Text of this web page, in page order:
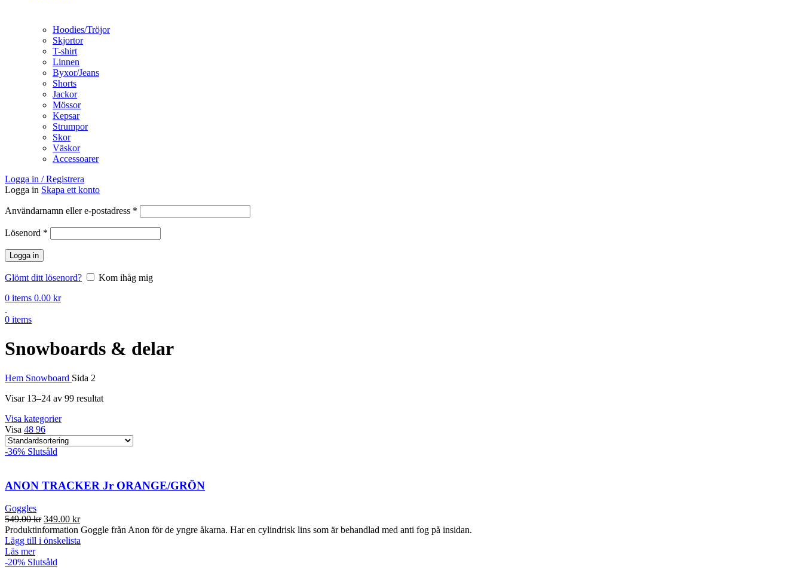
Hoodies/Tröjor
Skjortor
T-shirt
Linnen
Byxor/Jeans
Shorts
Jackor
Mössor
Kepsar
Strumpor
Skor
Väskor
Accessoarer
Logga in / Registrera
Logga in Skapa ett konto
Användarnamn eller e-postadress *
Lösenord *
Logga in
Glömt ditt lösenord?
Kom ihåg mig
0 items 0.00 kr
0 items
Snowboards & delar
Hem Snowboard Sida 2
Visar 13–24 av 99 resultat
Visa kategorier
Visa 48 96
-36% Slutsåld
ANON TRACKER Jr ORANGE/GRÖN
Goggles
549.00kr Det
ursprungliga
priset
549.00 kr.
349.00 krDet
nuvarande
priset
Produktinformation Goggle från Anon för de yngre åkarna. Har en cylindrisk lins som är behandlad med anti fog på insidan.
Lägg till i önskelista
Läs mer
-20% Slutsåld